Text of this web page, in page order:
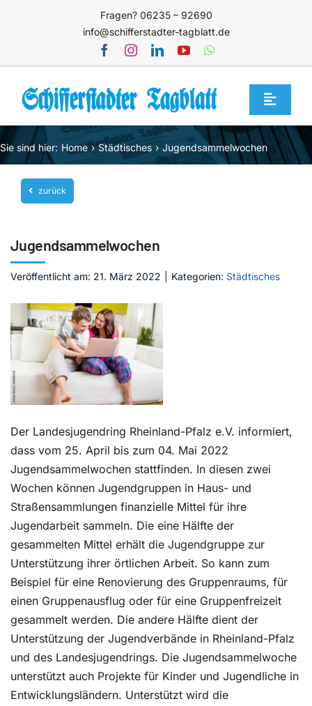
Fragen? 06235 – 92690
info@schifferstadter-tagblatt.de
Toggle
Home
Themen
Blog
Service
Mediathek
Jetzt abonnieren
Kontakt
Sie sind hier: Home Städtisches Jugendsammelwochen
zurück
Jugendsammelwochen
Veröffentlicht am: 21. März 2022 Kategorien: Städtisches
Der Landesjugendring Rheinland-Pfalz e.V. informiert,
dass vom 25. April bis zum 04. Mai 2022
Jugendsammelwochen stattfinden. In diesen zwei
Wochen können Jugendgruppen in Haus- und
Straßensammlungen finanzielle Mittel für ihre
Jugendarbeit sammeln. Die eine Hälfte der
gesammelten Mittel erhält die Jugendgruppe zur
Unterstützung ihrer örtlichen Arbeit. So kann zum
Beispiel für eine Renovierung des Gruppenraums, für
einen Gruppenausflug oder für eine Gruppenfreizeit
gesammelt werden. Die andere Hälfte dient der
Unterstützung der Jugendverbände in Rheinland-Pfalz
und des Landesjugendrings. Die Jugendsammelwoche
unterstützt auch Projekte für Kinder und Jugendliche in
Entwicklungsländern. Unterstützt wird die